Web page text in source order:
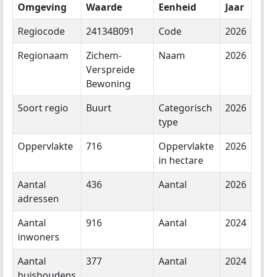
Omgeving
Waarde Eenheid
Jaar
Regiocode
24134B091 Code
2026
Regionaam
Zichem-
Verspreide
Bewoning
Naam 2026
Soort regio Buurt
Categorisch
type
2026
Oppervlakte 716
Oppervlakte
in hectare
2026
Aantal
adressen
436 Aantal 2026
Aantal
inwoners
916 Aantal 2024
Aantal
377 Aantal 2024